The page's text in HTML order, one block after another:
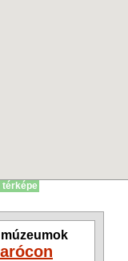
térképe